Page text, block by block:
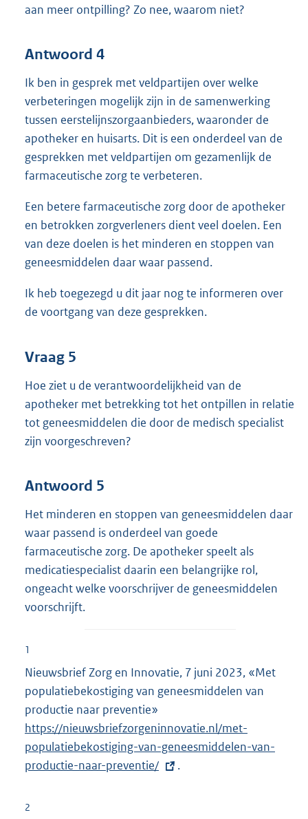
aan meer ontpilling? Zo nee, waarom niet?
Antwoord 4
Ik ben in gesprek met veldpartijen over welke
verbeteringen mogelijk zijn in de samenwerking
tussen eerstelijnszorgaanbieders, waaronder de
apotheker en huisarts. Dit is een onderdeel van de
gesprekken met veldpartijen om gezamenlijk de
farmaceutische zorg te verbeteren.
Een betere farmaceutische zorg door de apotheker
en betrokken zorgverleners dient veel doelen. Een
van deze doelen is het minderen en stoppen van
geneesmiddelen daar waar passend.
Ik heb toegezegd u dit jaar nog te informeren over
de voortgang van deze gesprekken.
Vraag 5
Hoe ziet u de verantwoordelijkheid van de
apotheker met betrekking tot het ontpillen in relatie
tot geneesmiddelen die door de medisch specialist
zijn voorgeschreven?
Antwoord 5
Het minderen en stoppen van geneesmiddelen daar
waar passend is onderdeel van goede
farmaceutische zorg. De apotheker speelt als
medicatiespecialist daarin een belangrijke rol,
ongeacht welke voorschrijver de geneesmiddelen
voorschrijft.
1
Nieuwsbrief Zorg en Innovatie, 7 juni 2023, «Met
populatiebekostiging van geneesmiddelen van
productie naar preventie»
x
t
e
https://nieuwsbriefzorgeninnovatie.nl/met-
populatiebekostiging-van-geneesmiddelen-van-
productie-naar-preventie/
.
2